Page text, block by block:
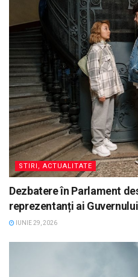
STIRI, ACTUALITATE
Dezbatere în Parlament
reprezentanți ai Guvernului
IUNIE 29, 2026